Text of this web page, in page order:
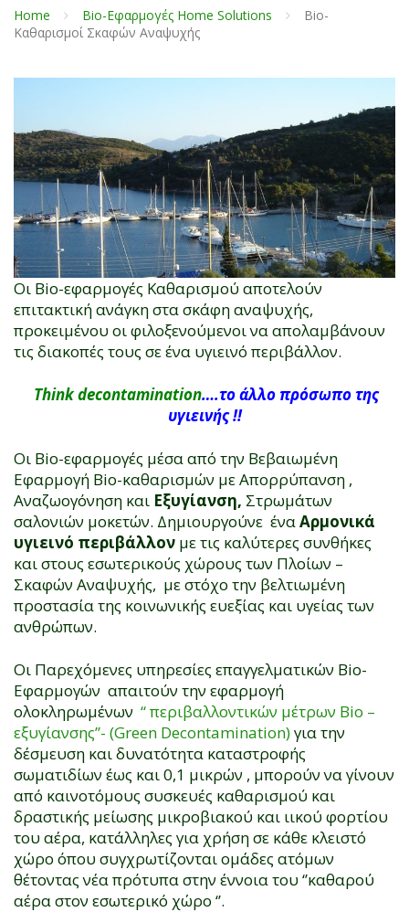
Home Bio-Εφαρμογές Home Solutions
Bio-
Καθαρισμοί Σκαφών Αναψυχής
Οι Bio-εφαρμογές Καθαρισμού αποτελούν
επιτακτική ανάγκη στα σκάφη αναψυχής,
προκειμένου οι φιλοξενούμενοι να απολαμβάνουν
τις διακοπές τους σε ένα υγιεινό περιβάλλον.
Think decontamination….το άλλο πρόσωπο της
υγιεινής !!
Οι Bio-εφαρμογές μέσα από την Βεβαιωμένη
Εφαρμογή Βio-καθαρισμών με Απορρύπανση ,
Αναζωογόνηση και Εξυγίανση, Στρωμάτων
σαλονιών μοκετών. Δημιουργούνε έναΑρμονικά
υγιεινό περιβάλλον με τις καλύτερες συνθήκες
και στους εσωτερικούς χώρους των Πλοίων –
Σκαφών Αναψυχής, με στόχο την βελτιωμένη
προστασία της κοινωνικής ευεξίας και υγείας των
ανθρώπων.
Οι Παρεχόμενες υπηρεσίες επαγγελματικών Bio-
Εφαρμογών απαιτούν την εφαρμογή
ολοκληρωμένων ‘‘ περιβαλλοντικών μέτρων Bio –
εξυγίανσης’’- (Green Decontamination)για την
δέσμευση και δυνατότητα καταστροφής
σωματιδίων έως και 0,1 μικρών , μπορούν να γίνουν
από καινοτόμους συσκευές καθαρισμού και
δραστικής μείωσης μικροβιακού και ιικού φορτίου
του αέρα, κατάλληλες για χρήση σε κάθε κλειστό
χώρο όπου συγχρωτίζονται ομάδες ατόμων
θέτοντας νέα πρότυπα στην έννοια του ‘’καθαρού
αέρα στον εσωτερικό χώρο ‘’.